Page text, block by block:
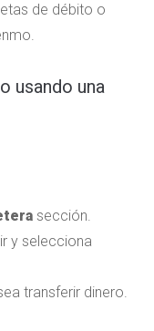
de débito o
usando una
sección.
y selecciona
transferir dinero.